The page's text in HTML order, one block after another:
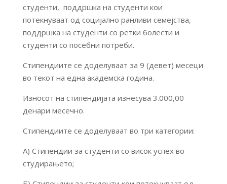
студенти, поддршка на студенти кои
потекнуваат од социјално ранливи семејства,
поддршка на студенти со ретки болести и
студенти со посебни потреби.
Стипендиите се доделуваат за 9 (девет) месеци
во текот на една академска година.
Износот на стипендијата изнесува 3.000,00
денари месечно.
Стипендиите се доделуваат во три категории:
А) Стипендии за студенти со висок успех во
студирањето;